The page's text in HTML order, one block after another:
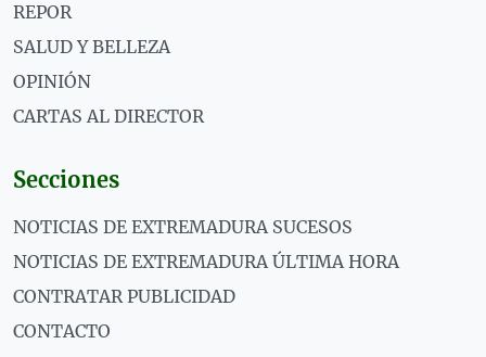
REPOR
SALUD Y BELLEZA
OPINIÓN
CARTAS AL DIRECTOR
Secciones
NOTICIAS DE EXTREMADURA SUCESOS
NOTICIAS DE EXTREMADURA ÚLTIMA HORA
CONTRATAR PUBLICIDAD
CONTACTO